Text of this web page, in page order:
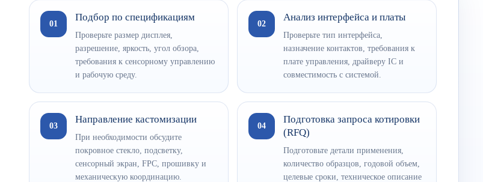
01
Подбор по спецификациям
Проверьте размер дисплея,
разрешение, яркость, угол обзора,
требования к сенсорному управлению
и рабочую среду.
02
Анализ интерфейса и платы
Проверьте тип интерфейса,
назначение контактов, требования к
плате управления, драйверу IC и
совместимость с системой.
03
Направление кастомизации
При необходимости обсудите
покровное стекло, подсветку,
сенсорный экран, FPC, прошивку и
механическую координацию.
04
Подготовка запроса котировки
(RFQ)
Подготовьте детали применения,
количество образцов, годовой объем,
целевые сроки, техническое описание